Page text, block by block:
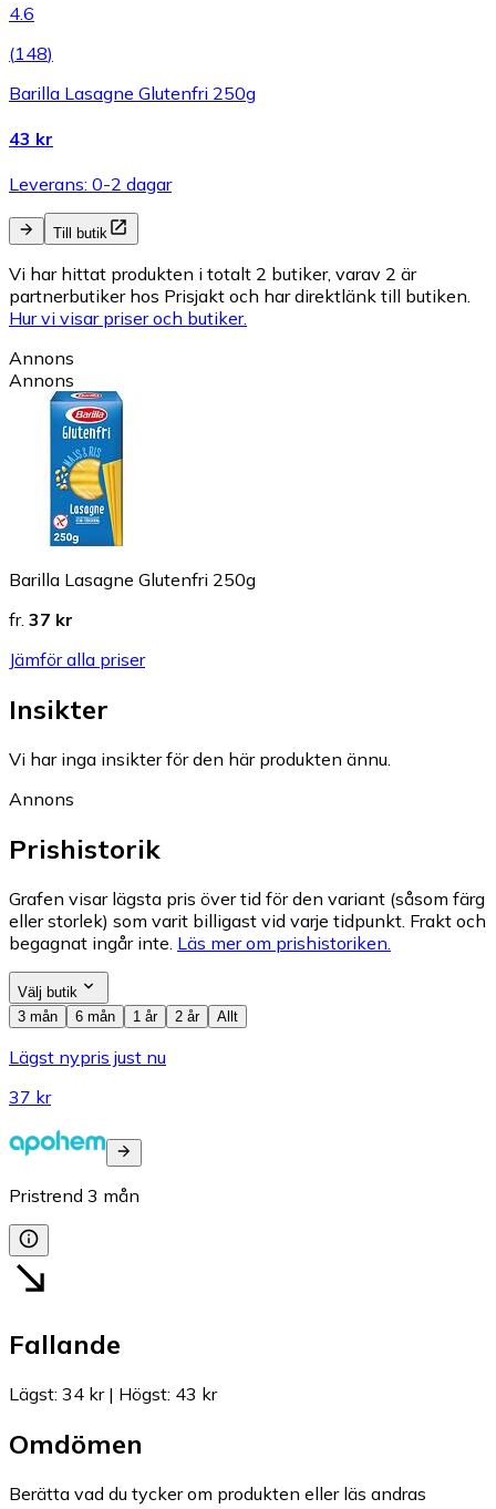
4.6
(148)
Barilla Lasagne Glutenfri 250g
43 kr
Leverans: 0-2 dagar
Till butik
Vi har hittat produkten i totalt 2 butiker, varav 2 är
partnerbutiker hos Prisjakt och har direktlänk till butiken.
Hur vi visar priser och butiker.
Annons
Annons
Barilla Lasagne Glutenfri 250g
fr. 37 kr
Jämför alla priser
Insikter
Vi har inga insikter för den här produkten ännu.
Annons
Prishistorik
Grafen visar lägsta pris över tid för den variant (såsom färg
eller storlek) som varit billigast vid varje tidpunkt. Frakt och
begagnat ingår inte. Läs mer om prishistoriken.
Välj butik
3 mån
6 mån 1 år 2 år Allt
Lägst nypris just nu
37 kr
Pristrend 3 mån
Fallande
Lägst: 34 kr| Högst: 43 kr
Omdömen
Berätta vad du tycker om produkten eller läs andras